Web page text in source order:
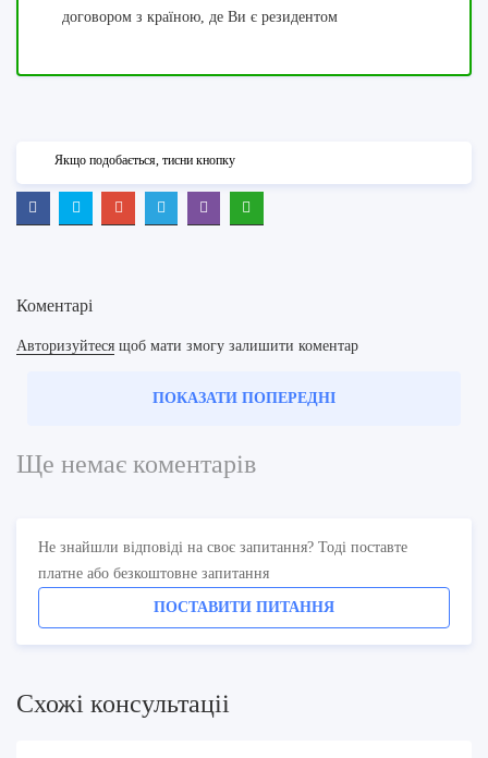
договором з країною, де Ви є резидентом
Якщо подобається, тисни кнопку
Коментарі
Авторизуйтеся щоб мати змогу залишити коментар
ПОКАЗАТИ ПОПЕРЕДНІ
Ще немає коментарів
Не знайшли відповіді на своє запитання? Тоді поставте
платне або безкоштовне запитання
ПОСТАВИТИ ПИТАННЯ
Схожi консультацii